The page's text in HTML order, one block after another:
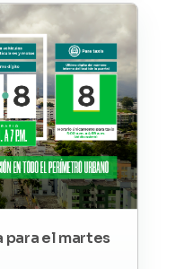
para el martes